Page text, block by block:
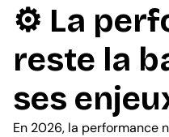
⚙️ La
reste la
ses
En 2026, la performance